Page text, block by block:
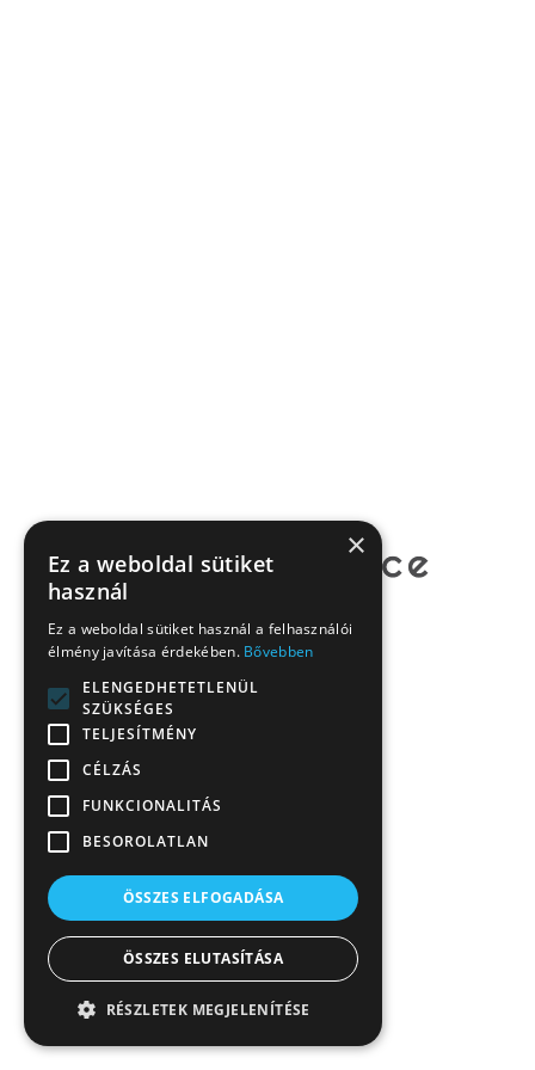
×
Ez a weboldal sütiket
használ
Ez a weboldal sütiket használ a felhasználói
élmény javítása érdekében. Bővebben
ELENGEDHETETLENÜL
SZÜKSÉGES
TELJESÍTMÉNY
CÉLZÁS
FUNKCIONALITÁS
BESOROLATLAN
ÖSSZES ELFOGADÁSA
ÖSSZES ELUTASÍTÁSA
RÉSZLETEK MEGJELENÍTÉSE